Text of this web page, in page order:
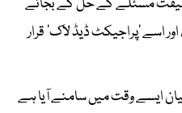
مسئلے کے حل کے بجائے
اسے ’پراجیکٹ ڈیڈ لاک‘ قرار
ایسے وقت میں سامنے آیا ہے